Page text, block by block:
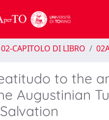
02-CAPITOLO DI LIBRO
to the
Augustinian